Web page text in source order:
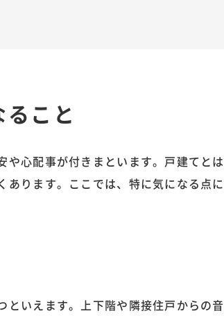
こと
や心配事が付きまといます。戸建てとは
あります。ここでは、特に気になる点に
といえます。上下階や隣接住戸からの音